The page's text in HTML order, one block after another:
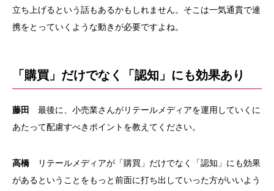
立ち上げるという話もあるかもしれません。そこは一気通貫で連
携をとっていくような動きが必要ですよね。
「購買」だけでなく「認知」にも効果あり
藤田
最後に、小売業さんがリテールメディアを運用していくに
あたって配慮すべきポイントを教えてください。
高橋 リテールメディアが「購買」だけでなく「認知」にも効果
があるということをもっと前面に打ち出していった方がいいよう